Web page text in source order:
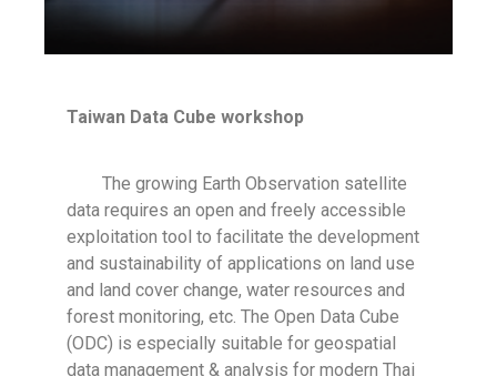
Taiwan Data Cube workshop
The growing Earth Observation satellite
data requires an open and freely accessible
exploitation tool to facilitate the development
and sustainability of applications on land use
and land cover change, water resources and
forest monitoring, etc. The Open Data Cube
(ODC) is especially suitable for geospatial
data management & analysis for modern Thai